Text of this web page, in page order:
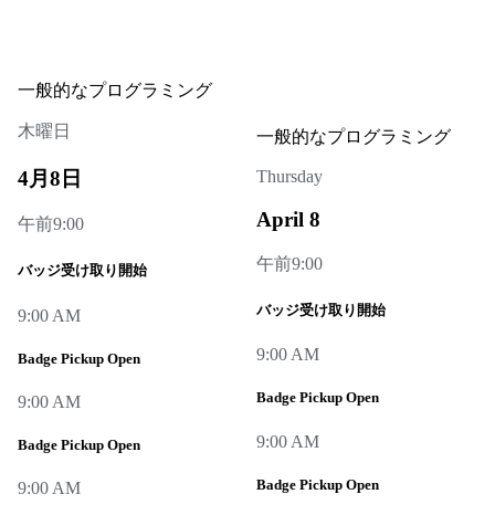
一般的なプログラミング
木曜日
4月8日
午前9:00
バッジ受け取り開始
9:00 AM
Badge Pickup Open
9:00 AM
Badge Pickup Open
9:00 AM
一般的なプログラミング
Thursday
April 8
午前9:00
バッジ受け取り開始
9:00 AM
Badge Pickup Open
9:00 AM
Badge Pickup Open